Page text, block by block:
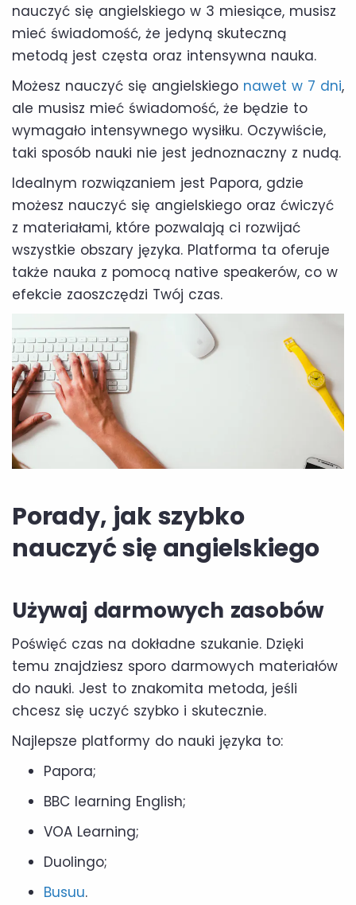
nauczyć się angielskiego w 3 miesiące, musisz
mieć świadomość, że jedyną skuteczną
metodą jest częsta oraz intensywna nauka.
Możesz nauczyć się angielskiego nawet w 7 dni,
ale musisz mieć świadomość, że będzie to
wymagało intensywnego wysiłku. Oczywiście,
taki sposób nauki nie jest jednoznaczny z nudą.
Idealnym rozwiązaniem jest Papora, gdzie
możesz nauczyć się angielskiego oraz ćwiczyć
z materiałami, które pozwalają ci rozwijać
wszystkie obszary języka. Platforma ta oferuje
także nauka z pomocą native speakerów, co w
efekcie zaoszczędzi Twój czas.
Porady, jak szybko
nauczyć się angielskiego
Używaj darmowych zasobów
Poświęć czas na dokładne szukanie. Dzięki
temu znajdziesz sporo darmowych materiałów
do nauki. Jest to znakomita metoda, jeśli
chcesz się uczyć szybko i skutecznie.
Najlepsze platformy do nauki języka to:
Papora;
BBC learning English;
VOA Learning;
Duolingo;
Busuu.